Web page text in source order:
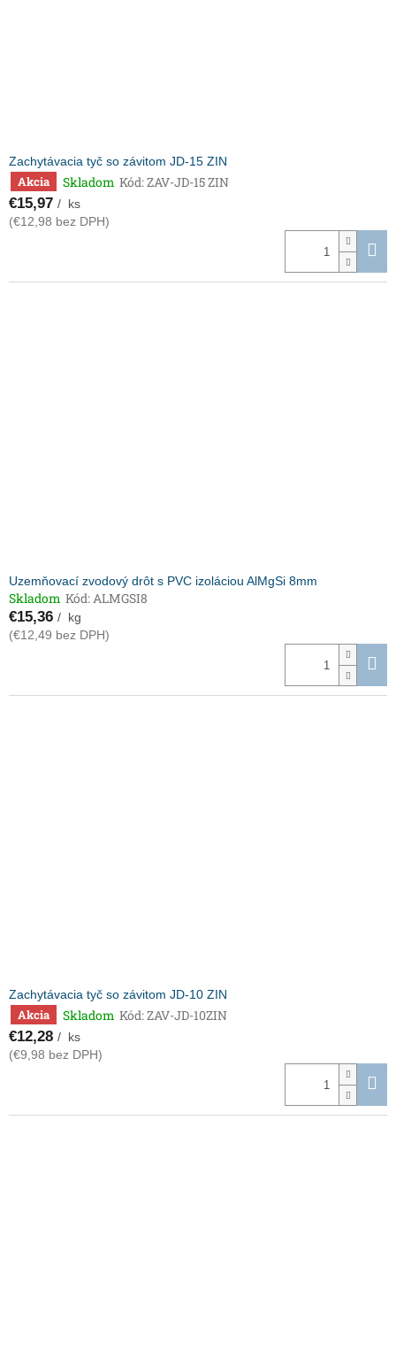
Zachytávacia tyč so závitom JD-15 ZIN
Akcia Skladom Kód:ZAV-JD-15 ZIN
€15,97 / ks
(€12,98 bez DPH)
Uzemňovací zvodový drôt s PVC izoláciou AlMgSi 8mm
Skladom Kód:ALMGSI8
€15,36 / kg
(€12,49 bez DPH)
Zachytávacia tyč so závitom JD-10 ZIN
Akcia Skladom Kód:ZAV-JD-10ZIN
€12,28 / ks
(€9,98 bez DPH)